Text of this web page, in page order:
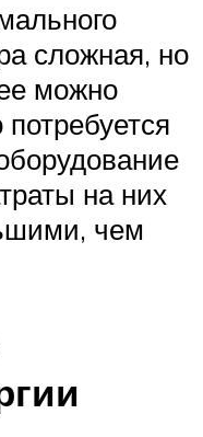
сложная, но
можно
на них
чем